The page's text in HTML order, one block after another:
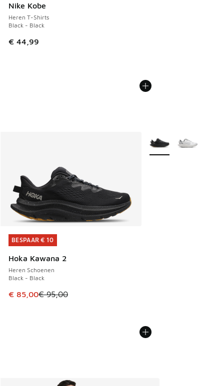
Nike Kobe
Heren T-Shirts
Black - Black
€ 44,99
BESPAAR € 10
Hoka Kawana 2
Heren Schoenen
Black - Black
Dit artikel is in de uitverkoop. Dit artikel is in de
€ 85,00€ 95,00
BESPAAR € 10
Meer kleuren